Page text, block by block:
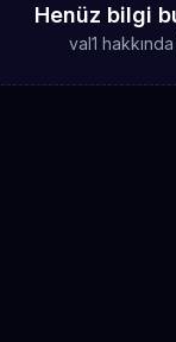
Henüz bilgi
val1